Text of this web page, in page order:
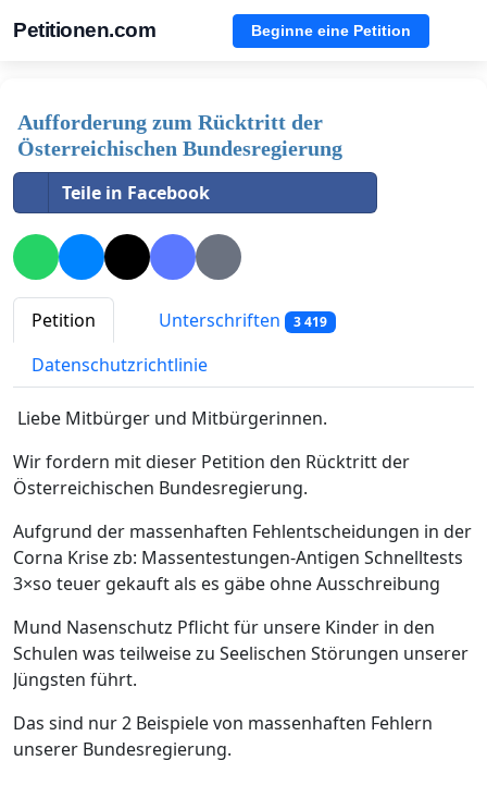
Petitionen.com Beginne eine Petition
Aufforderung zum Rücktritt der
Österreichischen Bundesregierung
Teile in Facebook
Petition Unterschriften 3 419
Datenschutzrichtlinie
Liebe Mitbürger und Mitbürgerinnen.
Wir fordern mit dieser Petition den Rücktritt der
Österreichischen Bundesregierung.
Aufgrund der massenhaften Fehlentscheidungen in der
Corna Krise zb: Massentestungen-Antigen Schnelltests
3×so teuer gekauft als es gäbe ohne Ausschreibung
Mund Nasenschutz Pflicht für unsere Kinder in den
Schulen was teilweise zu Seelischen Störungen unserer
Jüngsten führt.
Das sind nur 2 Beispiele von massenhaften Fehlern
unserer Bundesregierung.